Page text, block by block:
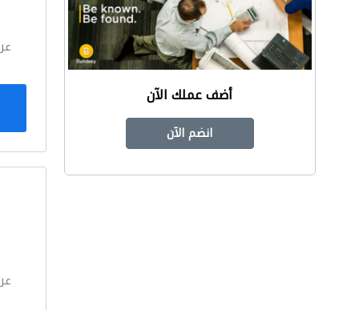
أضف عملك الآن
انضم الآن